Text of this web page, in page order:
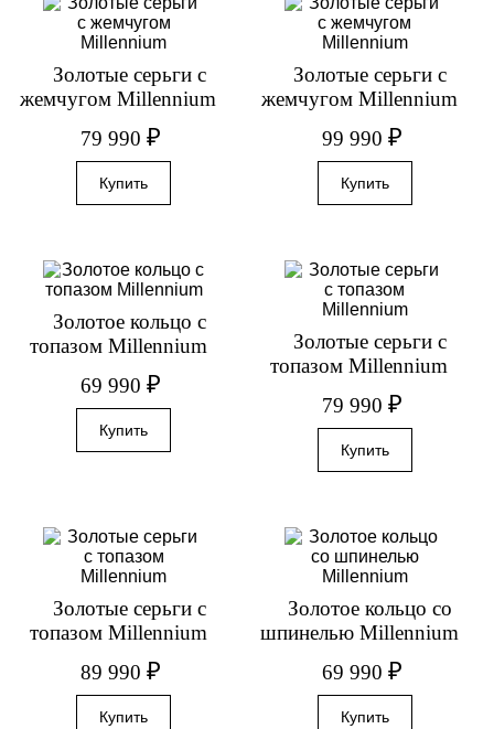
Золотые серьги с
жемчугом Millennium
79 990₽
Золотые серьги с
жемчугом Millennium
99 990 ₽
Золотое кольцо с
топазом Millennium
69 990₽
Золотые серьги с
топазом Millennium
79 990 ₽
Золотые серьги с
топазом Millennium
89 990₽
Золотое кольцо со
шпинелью Millennium
69 990 ₽